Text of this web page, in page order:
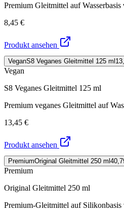
Premium Gleitmittel auf
8,45 €
Produkt ansehen
VeganS8 Veganes Gleitmittel 125 ml
Vegan
S8 Veganes Gleitmittel 125 ml
Premium veganes Gleitmittel auf
13,45 €
Produkt ansehen
PremiumOriginal Gleitmittel 250 ml
Premium
Original Gleitmittel 250 ml
Premium-Gleitmittel auf Silikonbasis